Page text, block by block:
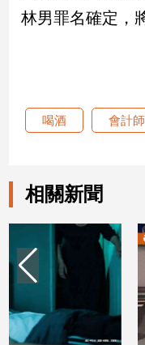
命
健
情
／
文
創
電
影
林男罪名確定，
喝酒 會計師
相關新聞